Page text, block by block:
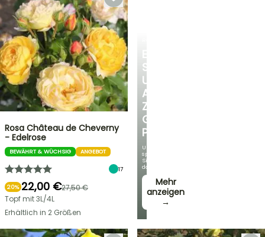
SIE
UNSERE
AUSWAHL
ZU
GÜNSTIGEN
PREISEN
Und
sparen
Sie
dabei!
Mehr
anzeigen
→
Rosa Château de Cheverny
- Edelrose
BEWÄHRT & WÜCHSIG ANGEBOT
17
20% 22,00 €27,50 €
Topf mit 3L/4L
Erhältlich in 2 Größen